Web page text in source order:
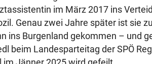
im März 2017 ins
Genau zwei Jahre später ist sie
ins Burgenland gekommen – und
beim Landesparteitag der SPÖ